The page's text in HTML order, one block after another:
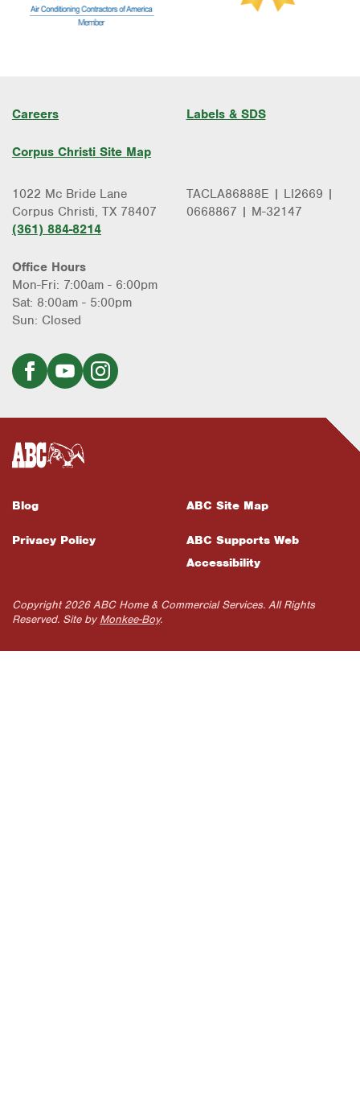
Careers Labels & SDS
Corpus Christi Site Map
1022 Mc Bride Lane
Corpus Christi, TX 78407
(361) 884-8214
Office Hours
Mon-Fri: 7:00am - 6:00pm
Sat: 8:00am - 5:00pm
Sun: Closed
TACLA86888E | LI2669 |
0668867 | M-32147
Blog ABC Site Map
Privacy Policy
ABC Supports Web
Accessibility
Copyright 2026 ABC Home & Commercial Services. All Rights
Reserved. Site by Monkee-Boy.